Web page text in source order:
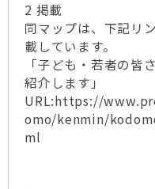
2 掲載
同マップは、下記リ
載しています。
「子ども・若者の皆
紹介します」
URL:https://
omo/kenmin/
ml